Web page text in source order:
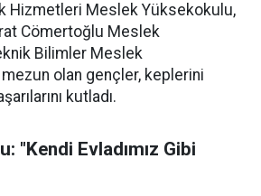
Hizmetleri Meslek Yüksekokulu,
Cömertoğlu Meslek
Bilimler Meslek
olan gençler, keplerini
kutladı.
"Kendi Evladımız Gibi